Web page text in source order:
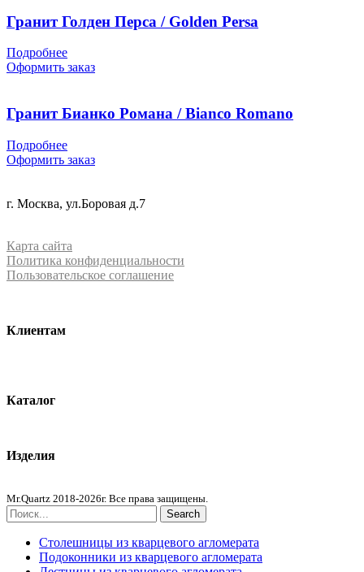
Гранит Голден Перса / Golden Persa
Подробнее
Оформить заказ
Гранит Бианко Романа / Bianco Romano
Подробнее
Оформить заказ
г. Москва, ул.Боровая д.7
Карта сайта
Политика конфиденциальности
Пользовательское соглашение
Клиентам
Каталог
Изделия
Mr.Quartz 2018-2026г. Все права защищены.
Search
Столешницы из кварцевого агломерата
Подоконники из кварцевого агломерата